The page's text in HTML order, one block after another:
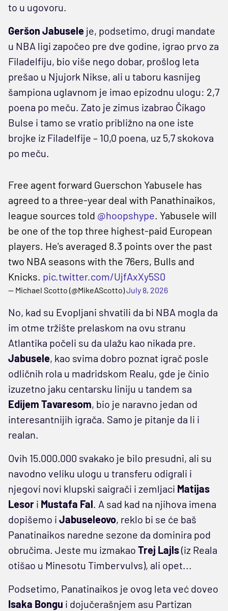
to u ugovoru.
Geršon Jabusele je, podsetimo, drugi mandate
u NBA ligi započeo pre dve godine, igrao prvo za
Filadelfiju, bio više nego dobar, prošlog leta
prešao u Njujork Nikse, ali u taboru kasnijeg
šampiona uglavnom je imao epizodnu ulogu: 2,7
poena po meču. Zato je zimus izabrao Čikago
Bulse i tamo se vratio približno na one iste
brojke iz Filadelfije – 10,0 poena, uz 5,7 skokova
po meču.
Free agent forward Guerschon Yabusele has
agreed to a three-year deal with Panathinaikos,
league sources told @hoopshype. Yabusele will
be one of the top three highest-paid European
players. He's averaged 8.3 points over the past
two NBA seasons with the 76ers, Bulls and
Knicks. pic.twitter.com/UjfAxXy5S0
— Michael Scotto (@MikeAScotto)July 8, 2026
No, kad su Evopljani shvatili da bi NBA mogla da
im otme tržište prelaskom na ovu stranu
Atlantika počeli su da ulažu kao nikada pre.
Jabusele, kao svima dobro poznat igrač posle
odličnih rola u madridskom Realu, gde je činio
izuzetno jaku centarsku liniju u tandem sa
Edijem Tavaresom, bio je naravno jedan od
interesantnijih igrača. Samo je pitanje da li i
realan.
Ovih 15.000.000 svakako je bilo presudni, ali su
navodno veliku ulogu u transferu odigrali i
njegovi novi klupski saigrači i zemljaci Matijas
Lesor i Mustafa Fal. A sad kad na njihova imena
dopišemo i Jabuseleovo, reklo bi se će baš
Panatinaikos naredne sezone da dominira pod
obručima. Jeste mu izmakao Trej Lajls(iz Reala
otišao u Minesotu Timbervulvs), ali opet...
Podsetimo, Panatinaikos je ovog leta već doveo
Isaka Bongu i dojučerašnjem asu Partizan